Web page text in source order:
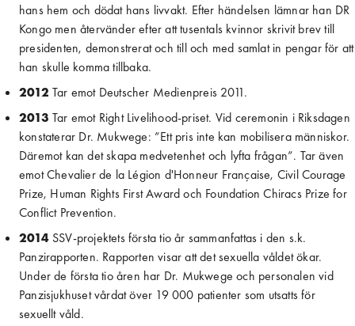
hans hem och dödat hans livvakt. Efter händelsen lämnar han DR
Kongo men återvänder efter att tusentals kvinnor skrivit brev till
presidenten, demonstrerat och till och med samlat in pengar för att
han skulle komma tillbaka.
2012 Tar emot Deutscher Medienpreis 2011.
2013 Tar emot Right Livelihood-priset. Vid ceremonin i Riksdagen
konstaterar Dr. Mukwege: ”Ett pris inte kan mobilisera människor.
Däremot kan det skapa medvetenhet och lyfta frågan”. Tar även
emot Chevalier de la Légion d'Honneur Française, Civil Courage
Prize, Human Rights First Award och Foundation Chiracs Prize for
Conflict Prevention.
2014 SSV-projektets första tio år sammanfattas i den s.k.
Panzirapporten. Rapporten visar att det sexuella våldet ökar.
Under de första tio åren har Dr. Mukwege och personalen vid
Panzisjukhuset vårdat över 19 000 patienter som utsatts för
sexuellt våld.